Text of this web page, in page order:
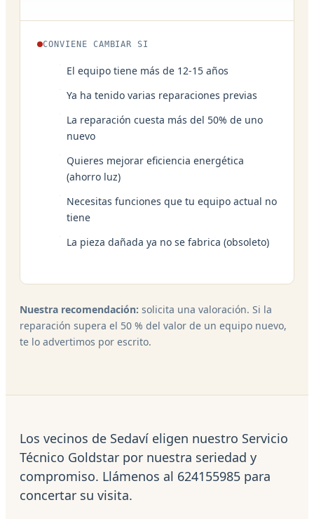
CONVIENE CAMBIAR SI
El equipo tiene más de 12-15 años
Ya ha tenido varias reparaciones previas
La reparación cuesta más del 50% de uno
nuevo
Quieres mejorar eficiencia energética
(ahorro luz)
Necesitas funciones que tu equipo actual no
tiene
La pieza dañada ya no se fabrica (obsoleto)
Nuestra recomendación: solicita una valoración. Si la
reparación supera el 50 % del valor de un equipo nuevo,
te lo advertimos por escrito.
Los vecinos de Sedaví eligen nuestro Servicio
Técnico Goldstar por nuestra seriedad y
compromiso. Llámenos al 624155985 para
concertar su visita.